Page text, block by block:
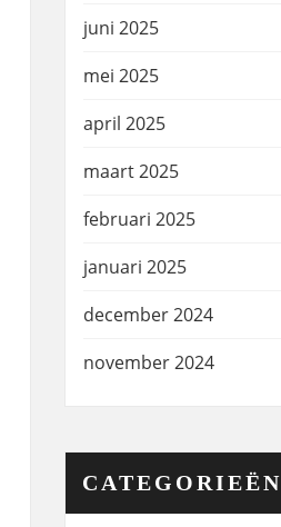
juni 2025
mei 2025
april 2025
maart 2025
februari 2025
januari 2025
december 2024
november 2024
CATEGORIEËN